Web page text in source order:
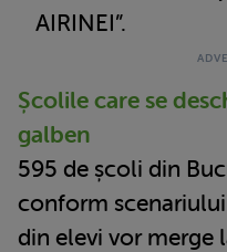
AIRINEI”.
Școlile care se
galben
595 de școli din
conform
din elevi vor merge